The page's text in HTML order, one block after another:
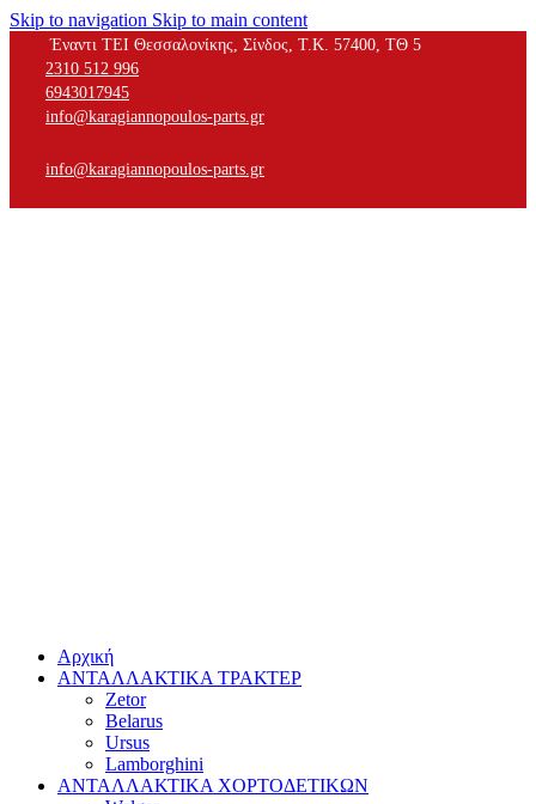
Skip to navigation Skip to main content
Έναντι ΤΕΙ Θεσσαλονίκης, Σίνδος, Τ.Κ. 57400, ΤΘ 5
2310 512 996
6943017945
info@karagiannopoulos-parts.gr
info@karagiannopoulos-parts.gr
Αρχική
ΑΝΤΑΛΛΑΚΤΙΚΑ ΤΡΑΚΤΕΡ
Zetor
Belarus
Ursus
Lamborghini
ΑΝΤΑΛΛΑΚΤΙΚΑ ΧΟΡΤΟΔΕΤΙΚΩΝ